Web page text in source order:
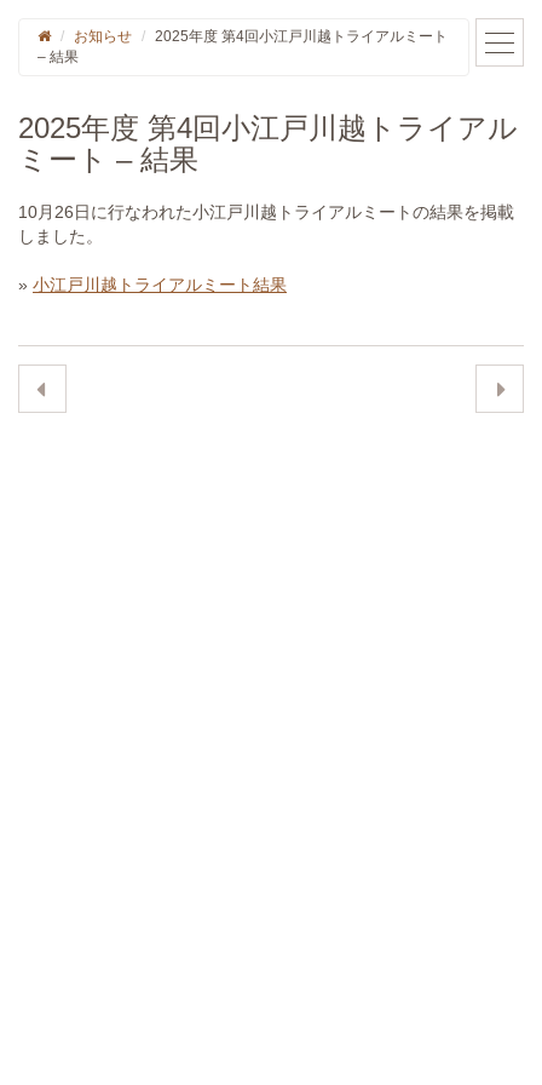
お知らせ
2025年度 第4回小江戸川越トライアルミート
– 結果
2025年度 第4回小江戸川越トライアル
ミート – 結果
10月26日に行なわれた小江戸川越トライアルミートの結果を掲載
しました。
» 小江戸川越トライアルミート結果